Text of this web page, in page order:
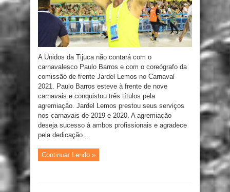
A Unidos da Tijuca não contará com o
carnavalesco Paulo Barros e com o coreógrafo da
comissão de frente Jardel Lemos no Carnaval
2021. Paulo Barros esteve à frente de nove
carnavais e conquistou três títulos pela
agremiação. Jardel Lemos prestou seus serviços
nos carnavais de 2019 e 2020. A agremiação
deseja sucesso à ambos profissionais e agradece
pela dedicação ...
Continuar Lendo »